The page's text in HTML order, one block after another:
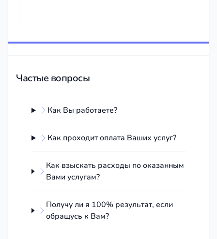
Частые вопросы
Как Вы работаете?
Как проходит оплата Ваших услуг?
Как взыскать расходы по оказанным
Вами услугам?
Получу ли я 100% результат, если
обращусь к Вам?